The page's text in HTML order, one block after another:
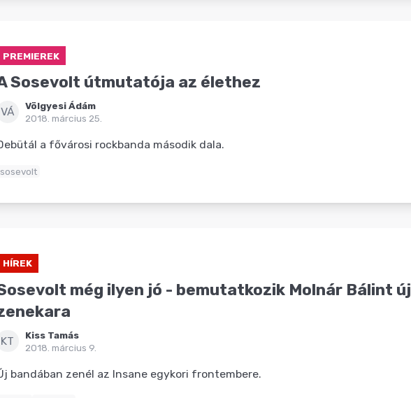
PREMIEREK
Sosevolt útmutatója az élethez
VÁ
Völgyesi Ádám
2018. március 25.
a fővárosi rockbanda második dala.
sosevolt
HÍREK
még ilyen jó - bemutatkozik Molnár Bálint új
KT
Kiss Tamás
2018. március 9.
bandában zenél az Insane egykori frontembere.